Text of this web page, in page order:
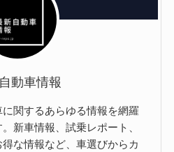
動車情報
関するあらゆる情報を網羅
新車情報、試乗レポート、
な情報など、車選びからカ